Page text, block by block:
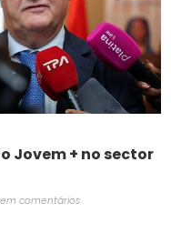
Jovem + no sector
comentários